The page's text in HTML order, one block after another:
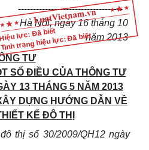
lực: Đã biết
Tình trạng hiệu lực: Đã biết
-----------------------------------
Hà Nội,ngày16tháng 10
năm 2013
TƯ
SỐ ĐIỀU CỦA THÔNG TƯ
13 THÁNG 5 NĂM 2013
DỰNG HƯỚNG DẪN VỀ
KẾ ĐÔ THỊ
thị số 30/2009/QH12 ngày